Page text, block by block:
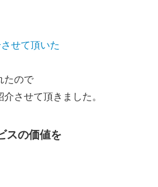
せて頂いた
たので
させて頂きました。
スの価値を